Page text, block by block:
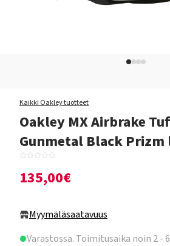
Kaikki Oakley tuotteet
Oakley MX Airbrake
Gunmetal Black
135,00€
Myymäläsaatavuus
Varastossa. Toimitusaika noin 2 -